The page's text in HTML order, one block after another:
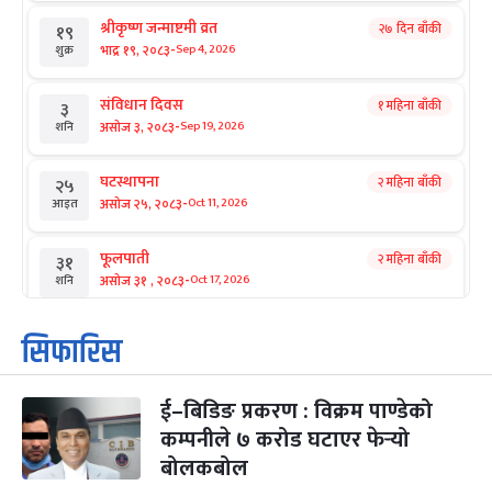
१९
शुक्र
श्रीकृष्ण जन्माष्टमी व्रत
भाद्र १९, २०८३-Sep 4, 2026
२७ दिन बाँकी
३
शनि
संविधान दिवस
असोज ३, २०८३-Sep 19, 2026
१ महिना बाँकी
२५
आइत
घटस्थापना
असोज २५, २०८३-Oct 11, 2026
२ महिना बाँकी
३१
शनि
फूलपाती
असोज ३१ , २०८३-Oct 17, 2026
२ महिना बाँकी
१
आइत
कार्तिक सङ्क्रान्ति
कार्तिक १, २०८३
३
मंगल
महानवमी
कार्तिक ३, २०८३-Oct 20, 2026
२ महिना बाँकी
सिफारिस
ई–बिडिङ प्रकरण : विक्रम पाण्डेको
कम्पनीले ७ करोड घटाएर फेर्‍यो
बोलकबोल